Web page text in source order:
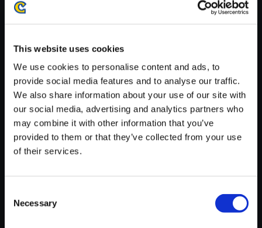
This website uses cookies
We use cookies to personalise content and ads, to
provide social media features and to analyse our traffic.
We also share information about your use of our site with
our social media, advertising and analytics partners who
may combine it with other information that you’ve
provided to them or that they’ve collected from your use
of their services.
Selection
Necessary
がかかる場合がございます。
※ご購入いただいたファイルのダウンロードの際には、通信環境
【単曲】ロックマンX8 サウンド
コレクション VS Lumine～The
first form
7ポイント付与